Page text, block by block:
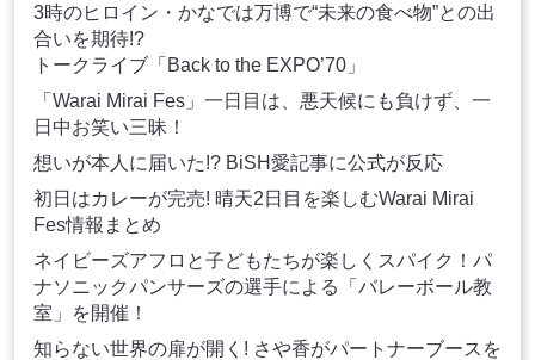
3時のヒロイン・かなでは万博で“未来の食べ物”との出
合いを期待!?
トークライブ「Back to the EXPO’70」
「Warai Mirai Fes」一日目は、悪天候にも負けず、一
日中お笑い三昧！
想いが本人に届いた!? BiSH愛記事に公式が反応
初日はカレーが完売! 晴天2日目を楽しむWarai Mirai
Fes情報まとめ
ネイビーズアフロと子どもたちが楽しくスパイク！パ
ナソニックパンサーズの選手による「バレーボール教
室」を開催！
知らない世界の扉が開く! さや香がパートナーブースを